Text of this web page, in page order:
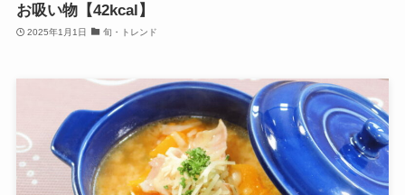
お吸い物【42kcal】
2025年1月1日 旬・トレンド